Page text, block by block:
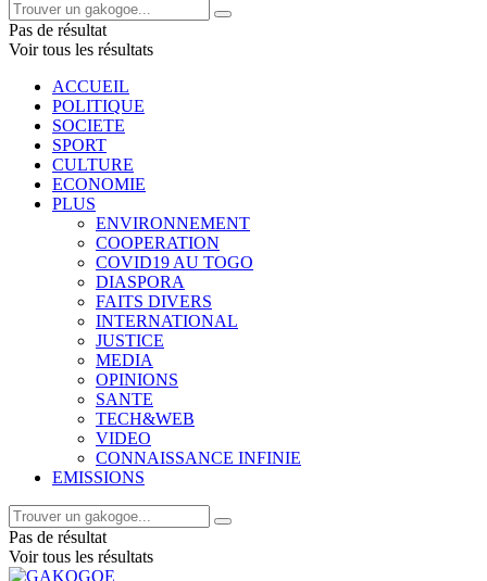
Pas de résultat
Voir tous les résultats
ACCUEIL
POLITIQUE
SOCIETE
SPORT
CULTURE
ECONOMIE
PLUS
ENVIRONNEMENT
COOPERATION
COVID19 AU TOGO
DIASPORA
FAITS DIVERS
INTERNATIONAL
JUSTICE
MEDIA
OPINIONS
SANTE
TECH&WEB
VIDEO
CONNAISSANCE INFINIE
EMISSIONS
Pas de résultat
Voir tous les résultats